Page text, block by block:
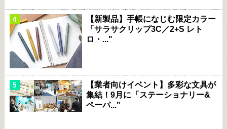
【新製品】手帳になじむ限定カラー
「サラサクリップ3C／2+S レト
ロ・..."
【業者向けイベント】多彩な文具が
集結！9月に「ステーショナリー&
ペーパ..."